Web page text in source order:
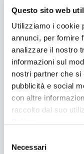
Questo sito web
Utilizziamo i cookie
annunci, per fornire
analizzare il nostro
informazioni sul
nostri partner che si
pubblicità e social
con altre
raccolto dal suo
delNecessari
Questo argomento è
CONTATTACI